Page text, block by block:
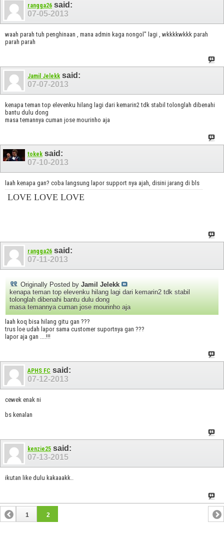
rangga26 said:
07-05-2013
waah parah tuh penghinaan , mana admin kaga nongol" lagi , wkkkkwkkk parah
parah parah
Jamil Jelekk said:
07-07-2013
kenapa teman top elevenku hilang lagi dari kemarin2 tdk stabil tolonglah dibenahi
bantu dulu dong
masa temannya cuman jose mourinho aja
tokek said:
07-10-2013
laah kenapa gan? coba langsung lapor support nya ajah, disini jarang di bls
LOVE LOVE LOVE
rangga26 said:
07-11-2013
Originally Posted by Jamil Jelekk
kenapa teman top elevenku hilang lagi dari kemarin2 tdk stabil
tolonglah dibenahi bantu dulu dong
masa temannya cuman jose mourinho aja
laah koq bisa hilang gitu gan ???
trus loe udah lapor sama customer suportnya gan ???
lapor aja gan ....!!!
APHS FC said:
07-12-2013
cewek enak ni
bs kenalan
kenzie25 said:
07-13-2015
ikutan like dulu kakaaakk..
1 2